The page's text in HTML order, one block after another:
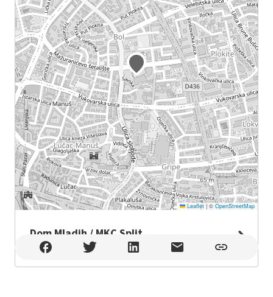
Leaflet |© OpenStreetMap
Dom Mladih / MKC Split
Dom Mladih / MKC Split , Split